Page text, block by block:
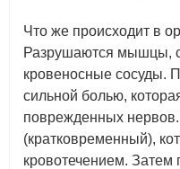
Что же происходит в
Разрушаются мышцы,
кровеносные сосуды.
сильной болью,
поврежденных
(кратковременный),
кровотечением.